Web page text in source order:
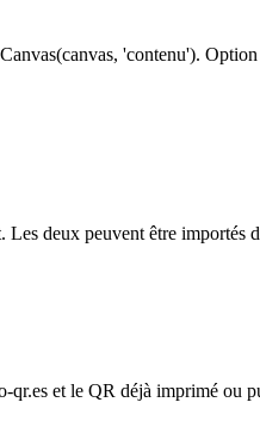
'contenu').
deux peuvent être importés
et le QR déjà imprimé ou